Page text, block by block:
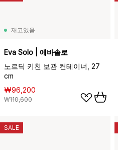
재고있음
Eva Solo | 에바솔로
노르딕 키친 보관 컨테이너, 27
cm
₩96,200
₩110,600
SALE